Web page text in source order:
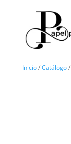
Inicio/Catálogo/